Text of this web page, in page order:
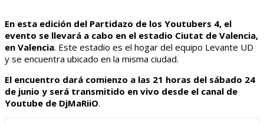
En esta edición del Partidazo de los Youtubers 4, el
evento se llevará a cabo en el estadio Ciutat de Valencia,
en Valencia. Este estadio es el hogar del equipo Levante UD
y se encuentra ubicado en la misma ciudad.
El encuentro dará comienzo a las 21 horas del sábado 24
de junio y será transmitido en vivo desde el canal de
Youtube de DjMaRiiO.